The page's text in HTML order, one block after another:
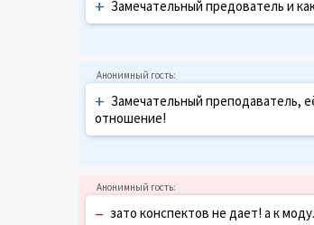
+ Замечательный предователь и
+ Замечательный преподаватель,
отношение!
– зато конспектов не дает! а к